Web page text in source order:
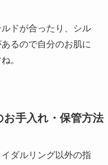
ドが合ったり、シル
るので自分のお肌に
。
手入れ・保管方法
ダルリング以外の指